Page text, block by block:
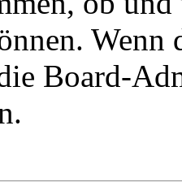
Wenn
Board-